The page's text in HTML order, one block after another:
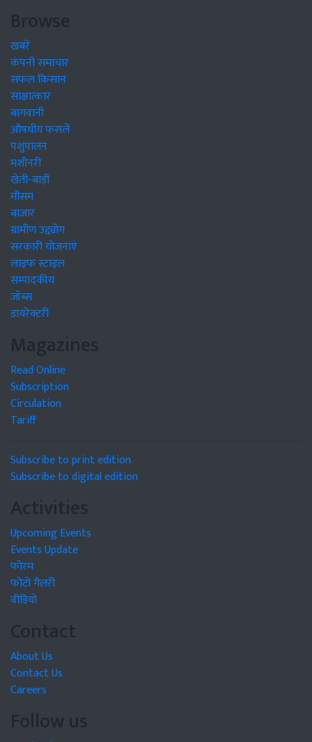
Browse
खबरें
कंपनी समाचार
सफल किसान
साक्षात्कार
बागवानी
औषधीय फसलें
पशुपालन
मशीनरी
खेती-बाड़ी
मौसम
बाजार
ग्रामीण उद्द्योग
सरकारी योजनाएं
लाइफ स्टाइल
सम्पादकीय
जॉब्स
डायरेक्टरी
Magazines
Read Online
Subscription
Circulation
Tariff
Subscribe to print edition
Subscribe to digital edition
Activities
Upcoming Events
Events Update
फोरम
फोटो गैलरी
वीडियो
Contact
About Us
Contact Us
Careers
Follow us